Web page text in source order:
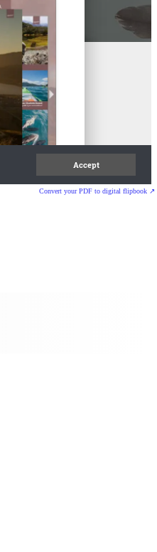
Convert your PDF to digital flipbook ↗